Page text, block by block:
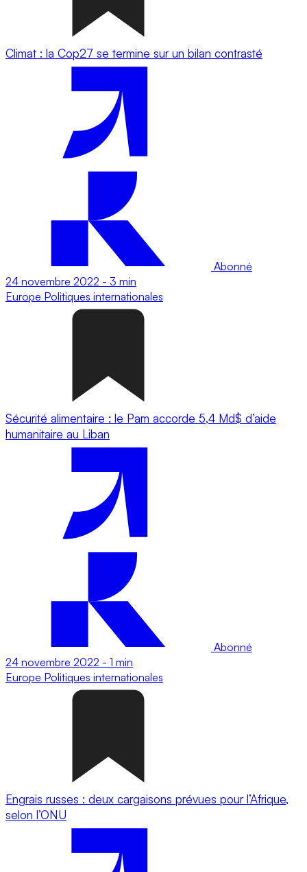
Climat : la Cop27 se termine sur un bilan contrasté
Abonné
24 novembre 2022 - 3 min
Europe Politiques internationales
Sécurité alimentaire : le Pam accorde 5,4 Md$ d’aide
humanitaire au Liban
Abonné
24 novembre 2022 - 1 min
Europe Politiques internationales
Engrais russes : deux cargaisons prévues pour l’Afrique,
selon l’ONU